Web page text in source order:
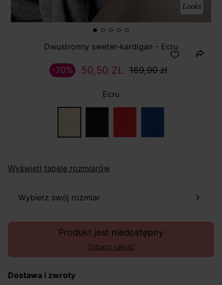
Looks
Dwustronny sweter-kardigan - Ecru
50,50 ZŁ 169,90 zł
-70%
Ecru
Wyświetl tabelę rozmiarów
wybierz swój rozmiar
Produkt jest niedostępny
Zobacz całość
Dostawa i zwroty